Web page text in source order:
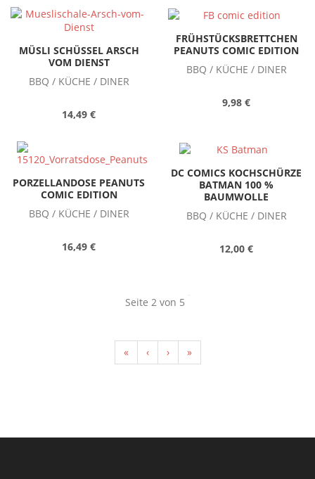
MÜSLI SCHÜSSEL ARSCH
VOM DIENST
BBQ / KÜCHE / DINER
14,49 €
FRÜHSTÜCKSBRETTCHEN
PEANUTS COMIC EDITION
BBQ / KÜCHE / DINER
9,98 €
PORZELLANDOSE PEANUTS
COMIC EDITION
BBQ / KÜCHE / DINER
16,49 €
DC COMICS KOCHSCHÜRZE
BATMAN 100 %
BAUMWOLLE
BBQ / KÜCHE / DINER
12,00 €
Seite 2 von 5
« ‹ › »